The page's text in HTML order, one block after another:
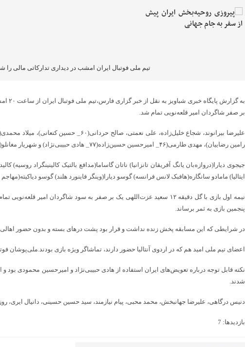
تیم ملی فوتبال ایران امشب در دیداری تدارکاتی مالی
بر صفر شاگردان امیر قلعه‌نویی تمام شد‌.
رامین رضاییان)، مهدی طارمی(۴۶_ امیرحسین حسین‌زاده(۷۷_ هادی حبیبی‌نژاد) و شهریار مغانلو(۶۰_ علی علیپور) در این مسابقه برای ایران به زمین رفتند.
جیجوی دیارا(دروازه‌بان یانگ آفریقان تانزانیا) ناتان گاساما(مدافع بالتیک کالینینگراد
ایتالیا) مامادو سانگاره(هافبک لانس فرانسه) گوسو دیارا(وینگر فاینورد هلند) گوسو
پنجمین بازی به ثمر برساند.
در شرایطی که این مسابقه پخش زنده نداشت و قرار بود پشت درهای بسته و بدون حضور اهالی
اعضای تیم ملی امید هم که در اردوی آنتالیا حضور دارند، تماشاگر ویژه بازی بودند.ملی‌پوشان فوتبال کشورمان فردا تمرین ریکاوری خود را
شدند.
دنیس درگاهی، علیرضا جهانبخش، محمد محبی، پیام نیازمند، سید حسین حسینی، دانیال ایری،
بازدیدها: 7